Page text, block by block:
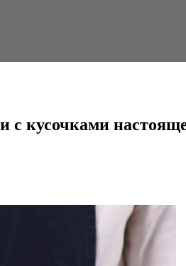
с кусочками